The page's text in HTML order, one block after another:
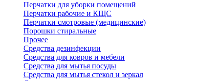
Перчатки для уборки помещений
Перчатки рабочие и КЩС
Перчатки смотровые (медицинские)
Порошки стиральные
Прочее
Средства дезинфекции
Средства для ковров и мебели
Средства для мытья посуды
Средства для мытья стекол и зеркал